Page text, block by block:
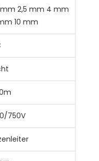
mm 2,5 mm 4 mm
10 mm
750V